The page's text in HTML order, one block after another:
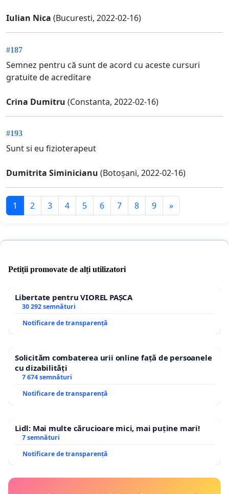
Iulian Nica (Bucuresti, 2022-02-16)
#187
Semnez pentru că sunt de acord cu aceste cursuri
gratuite de acreditare
Crina Dumitru (Constanta, 2022-02-16)
#193
Sunt si eu fizioterapeut
Dumitrita Siminicianu (Botoșani, 2022-02-16)
1 2 3 4 5 6 7 8 9 »
Petiții promovate de alți utilizatori
Libertate pentru VIOREL PAȘCA
30 292 semnături
Notificare de transparență
Solicităm combaterea urii online față de persoanele
cu dizabilități
7 674 semnături
Notificare de transparență
Lidl: Mai multe cărucioare mici, mai puține mari!
7 semnături
Notificare de transparență